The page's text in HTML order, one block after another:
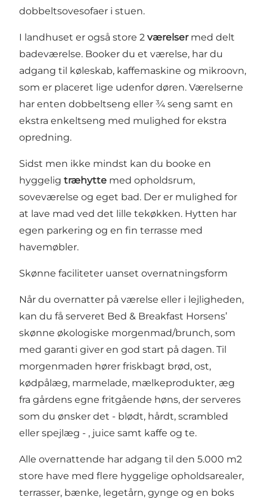
dobbeltsovesofaer i stuen.
I landhuset er også store 2 værelsermed delt
badeværelse. Booker du et værelse, har du
adgang til køleskab, kaffemaskine og mikroovn,
som er placeret lige udenfor døren. Værelserne
har enten dobbeltseng eller ¾ seng samt en
ekstra enkeltseng med mulighed for ekstra
opredning.
Sidst men ikke mindst kan du booke en
hyggelig træhytte med opholdsrum,
soveværelse og eget bad. Der er mulighed for
at lave mad ved det lille tekøkken. Hytten har
egen parkering og en fin terrasse med
havemøbler.
Skønne faciliteter uanset overnatningsform
Når du overnatter på værelse eller i lejligheden,
kan du få serveret Bed & Breakfast Horsens’
skønne økologiske morgenmad/brunch, som
med garanti giver en god start på dagen. Til
morgenmaden hører friskbagt brød, ost,
kødpålæg, marmelade, mælkeprodukter, æg
fra gårdens egne fritgående høns, der serveres
som du ønsker det - blødt, hårdt, scrambled
eller spejlæg - , juice samt kaffe og te.
Alle overnattende har adgang til den 5.000 m2
store have med flere hyggelige opholdsarealer,
terrasser, bænke, legetårn, gynge og en boks